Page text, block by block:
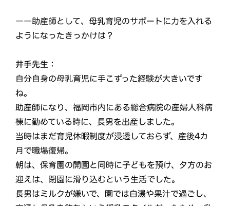
――助産師として、母乳育児のサポートに力を入れる
ようになったきっかけは？
井手先生：
自分自身の母乳育児に手こずった経験が大きいです
ね。
助産師になり、福岡市内にある総合病院の産婦人科病
棟に勤めている時に、長男を出産しました。
当時はまだ育児休暇制度が浸透しておらず、産後4カ
月で職場復帰。
朝は、保育園の開園と同時に子どもを預け、夕方のお
迎えは、閉園に滑り込むという生活でした。
長男はミルクが嫌いで、園では白湯や果汁で過ごし、